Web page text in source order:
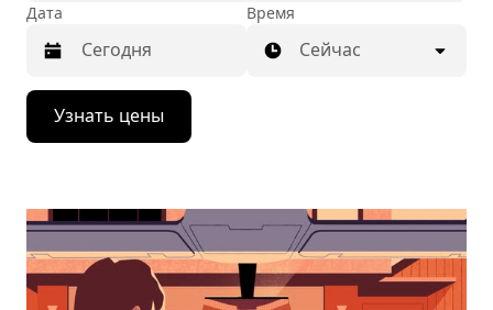
Дата
Нажмите
стрелку
вниз,
календарю
выбрать
дату.
Чтобы
Время
Сейчас
Узнать цены